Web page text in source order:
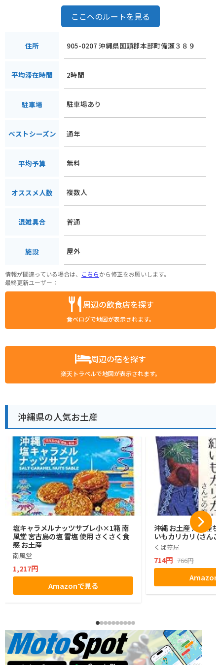
ここへのルートを見る
住所 905-0207 沖縄県国頭郡本部町備瀬３８９
平均滞在時間 2時間
駐車場 駐車場あり
ベストシーズン 通年
平均予算 無料
オススメ人数 複数人
混雑具合 普通
施設 屋外
情報が間違っている場合は、 こちらから修正をお願いします。
最終更新ユーザー：
周辺の飲食店を探す
食べログで地図が表示されます。
周辺の宿を探す
楽天トラベルで地図が表示されます。
沖縄県の人気お土産
塩キャラメルナッツサブレ小×1箱 南
風堂 宮古島の塩 雪塩 使用 さくさく食
感 お土産
南風堂
1,217円
Amazonで見る
沖縄 お土産 沖縄産
いもカリカリ (さん
くば笠屋
714円 766円
Amazon